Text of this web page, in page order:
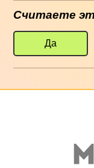
Считаете
Да